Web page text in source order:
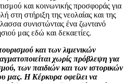
και κοινωνικής προσφοράς για
στη στήριξη της νεολαίας και της
συνιστώντας ένα ζωντανό
μας εδώ και δεκαετίες.
και των λιμενικών
χωρίς πρόβλεψη για
των παιδιών και των ιστορικών
μας. Η Κέρκυρα οφείλει να